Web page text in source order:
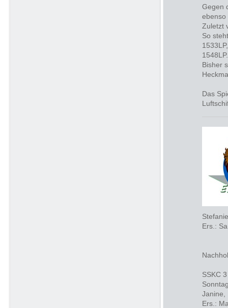
Gegen
ebenso
Zuletzt
So
1548LP.
Bisher
Das
Stefanie
Ers.:
SSKC
Janine,
Ers.: